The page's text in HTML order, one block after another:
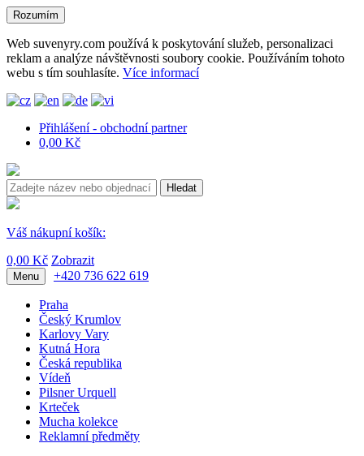
Rozumím
Web suvenyry.com používá k poskytování služeb, personalizaci
reklam a analýze návštěvnosti soubory cookie. Používáním tohoto
webu s tím souhlasíte. Více informací
Přihlášení - obchodní partner
0,00 Kč
Hledat
Váš nákupní košík:
0,00 Kč Zobrazit
Menu +420 736 622 619
Praha
Český Krumlov
Karlovy Vary
Kutná Hora
Česká republika
Vídeň
Pilsner Urquell
Krteček
Mucha kolekce
Reklamní předměty